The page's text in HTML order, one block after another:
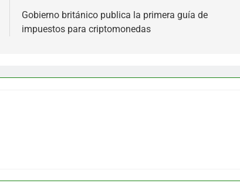
Gobierno británico publica la primera guía de
impuestos para criptomonedas